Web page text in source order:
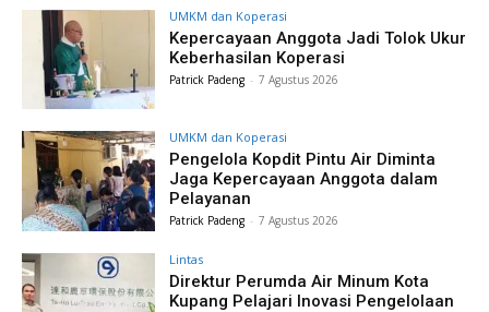
UMKM dan Koperasi
Kepercayaan Anggota Jadi Tolok Ukur
Keberhasilan Koperasi
Patrick Padeng - 7 Agustus 2026
UMKM dan Koperasi
Pengelola Kopdit Pintu Air Diminta
Jaga Kepercayaan Anggota dalam
Pelayanan
Patrick Padeng - 7 Agustus 2026
Lintas
Direktur Perumda Air Minum Kota
Kupang Pelajari Inovasi Pengelolaan